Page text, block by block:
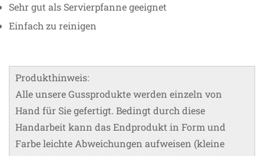
Sehr gut als Servierpfanne geeignet
Einfach zu reinigen
Produkthinweis:
Alle unsere Gussprodukte werden einzeln von
Hand für Sie gefertigt. Bedingt durch diese
Handarbeit kann das Endprodukt in Form und
Farbe leichte Abweichungen aufweisen (kleine